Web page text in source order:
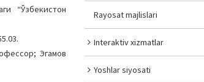
“Ўзбекистон
Эгамов
Rayosat majlislari
Interaktiv xizmatlar
Yoshlar siyosati